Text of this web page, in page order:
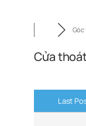
Góc
Cửa
Last